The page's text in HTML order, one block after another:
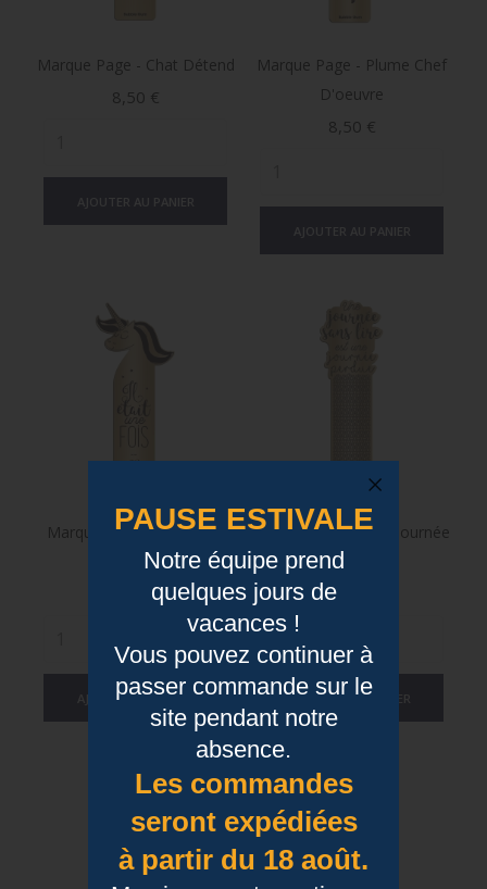
Marque Page - Chat Détend
Prix
8,50 €
Marque Page - Plume Chef
D'oeuvre
Prix
8,50 €
Marque Page - Licorne, Il
Était Une Fois
8,50 €
AJOUTER AU PANIER
Marque Page - Une Journée
Sans Lire
Prix
8,50 €
AJOUTER AU PANIER
PAUSE ESTIVALE
Notre équipe prend
quelques jours de
vacances !
Vous pouvez continuer à
passer commande sur le
site pendant notre
absence.
Les commandes
seront expédiées
à partir du 18 août.